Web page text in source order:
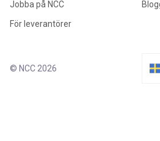
Jobba på NCC
För leverantörer
© NCC 2026